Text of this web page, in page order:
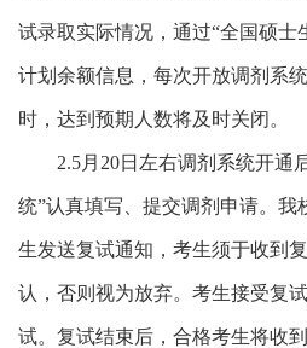
试录取实际情况，通过“全国硕士
计划余额信息，每次开放调剂系
时，达到预期人数将及时关闭。
2.5月20日左右调剂系统开通
统”认真填写、提交调剂申请。我
生发送复试通知，考生须于收到
认， 否则视为放弃。考生接受复
试。复试结束后，合格考生将收